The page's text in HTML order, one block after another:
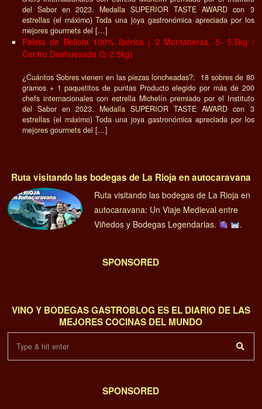
del Sabor en 2023. Medalla SUPERIOR TASTE AWARD con 3
estrellas (el máximo) Toda una joya gastronómica apreciada por los
mejores gourmets del […]
Paleta de Bellota 100% Ibérica | 2 Montaneras, 5- 5.5kg /
Centro Deshuesada (2-2.5kg)
¿Cuántos Sobres vienen en las piezas loncheadas?: 18 sobres de 80
gramos + 1 paquetitos de puntas Producto elegido por más de 200
chefs internacionales con estrella Michelín premiado por el Instituto
del Sabor en 2023. Medalla SUPERIOR TASTE AWARD con 3
estrellas (el máximo) Toda una joya gastronómica apreciada por los
mejores gourmets del […]
Ruta visitando las bodegas de La Rioja en autocaravana
Ruta visitando las bodegas de La Rioja en
autocaravana: Un Viaje Medieval entre
Viñedos y Bodegas Legendarias.
.
SPONSORED
VINO Y BODEGAS GASTROBLOG ES EL DIARIO DE LAS
MEJORES COCINAS DEL MUNDO
SPONSORED